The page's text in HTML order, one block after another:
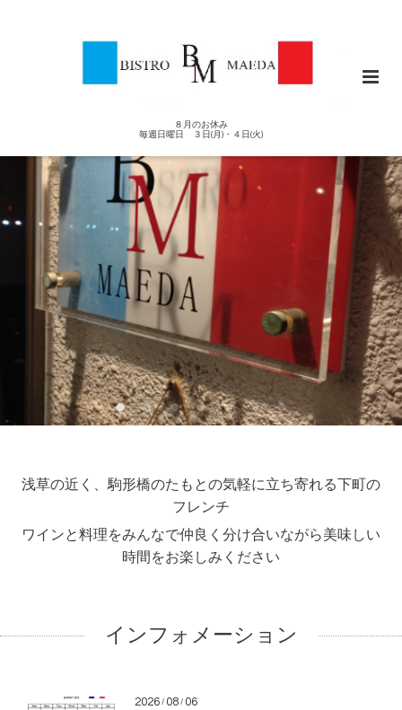
８月のお休み
毎週日曜日 ３日(月)・４日(火)
浅草の近く、駒形橋のたもとの気軽に立ち寄れる下町の
フレンチ
ワインと料理をみんなで仲良く分け合いながら美味しい
時間をお楽しみください
インフォメーション
2026 / 08 / 06